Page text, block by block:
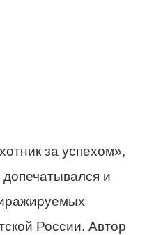
за успехом»,
и
России. Автор